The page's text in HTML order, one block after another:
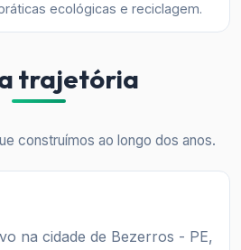
ecológicas e reciclagem.
trajetória
construímos ao longo dos anos.
na cidade de Bezerros - PE,